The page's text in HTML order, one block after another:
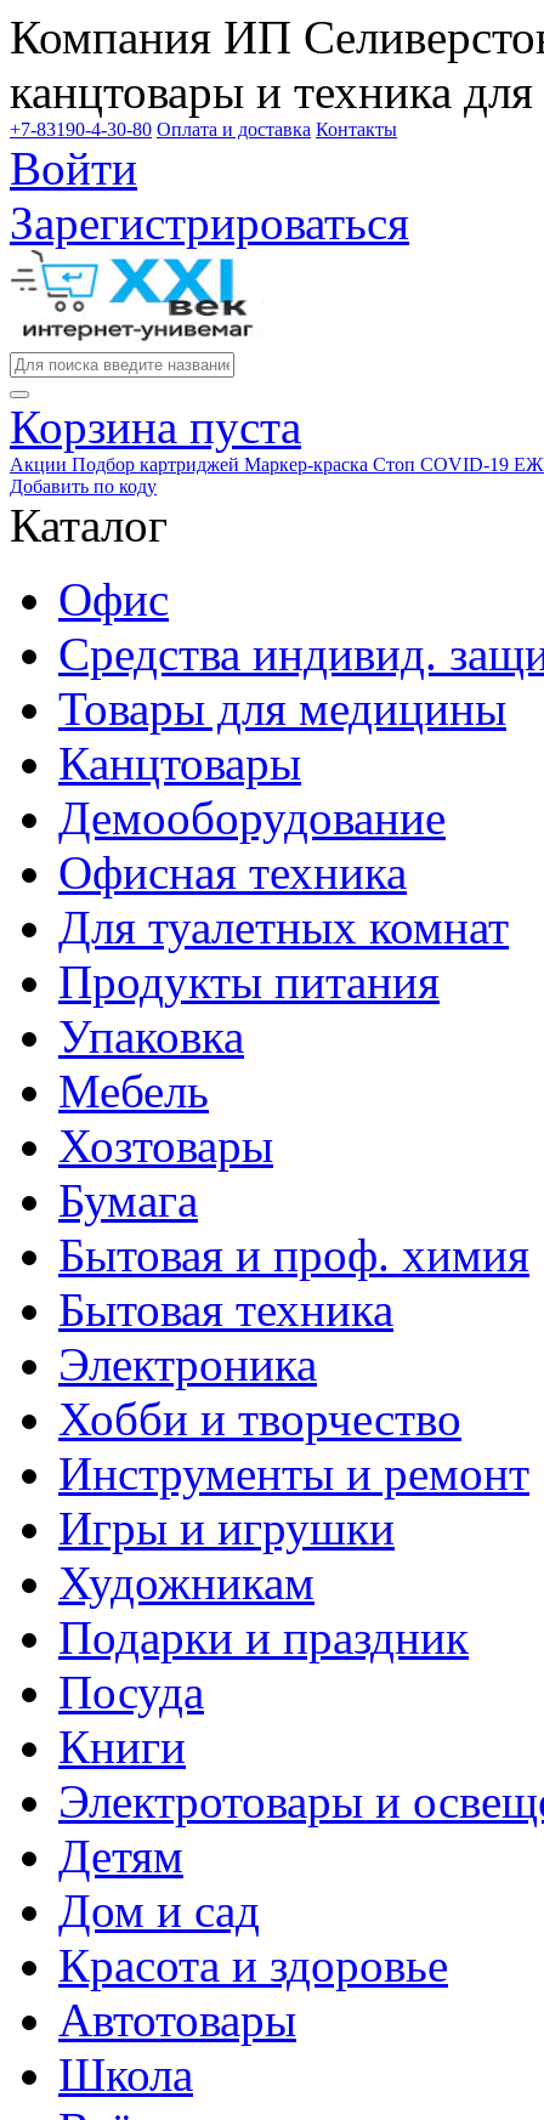
Компания ИП
канцтовары и техника
+7-83190-4-30-80 Оплата и доставка Контакты
Войти
Зарегистрироваться
Корзина пуста
Акции Подбор картриджей Маркер-краска Стоп COVID-19
Добавить по коду
Каталог
Офис
Средства индивид.
Товары для медицины
Канцтовары
Демооборудование
Офисная техника
Для туалетных комнат
Продукты питания
Упаковка
Мебель
Хозтовары
Бумага
Бытовая и проф. химия
Бытовая техника
Электроника
Хобби и творчество
Инструменты и ремонт
Игры и игрушки
Художникам
Подарки и праздник
Посуда
Книги
Электротовары и
Детям
Дом и сад
Красота и здоровье
Автотовары
Школа